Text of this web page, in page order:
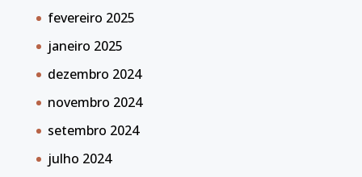
fevereiro 2025
janeiro 2025
dezembro 2024
novembro 2024
setembro 2024
julho 2024